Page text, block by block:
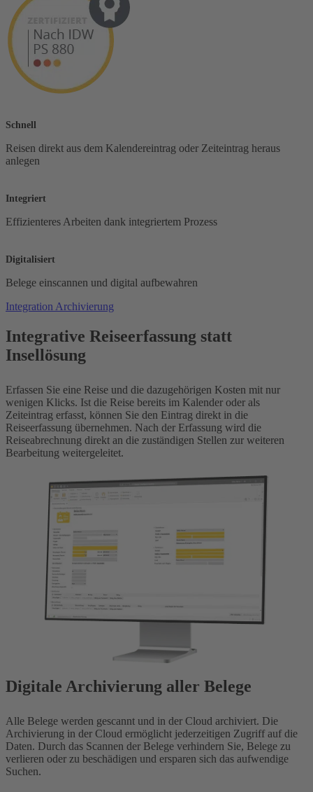
Schnell
Reisen direkt aus dem Kalendereintrag oder Zeiteintrag heraus
anlegen
Integriert
Effizienteres Arbeiten dank integriertem Prozess
Digitalisiert
Belege einscannen und digital aufbewahren
Integration Archivierung
Integrative Reiseerfassung statt
Insellösung
Erfassen Sie eine Reise und die dazugehörigen Kosten mit nur
wenigen Klicks. Ist die Reise bereits im Kalender oder als
Zeiteintrag erfasst, können Sie den Eintrag direkt in die
Reiseerfassung übernehmen. Nach der Erfassung wird die
Reiseabrechnung direkt an die zuständigen Stellen zur weiteren
Bearbeitung weitergeleitet.
Digitale Archivierung aller Belege
Alle Belege werden gescannt und in der Cloud archiviert. Die
Archivierung in der Cloud ermöglicht jederzeitigen Zugriff auf die
Daten. Durch das Scannen der Belege verhindern Sie, Belege zu
verlieren oder zu beschädigen und ersparen sich das aufwendige
Suchen.